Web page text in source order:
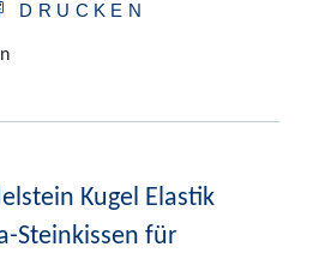
DRUCKEN
Kugel Elastik
Steinkissen für